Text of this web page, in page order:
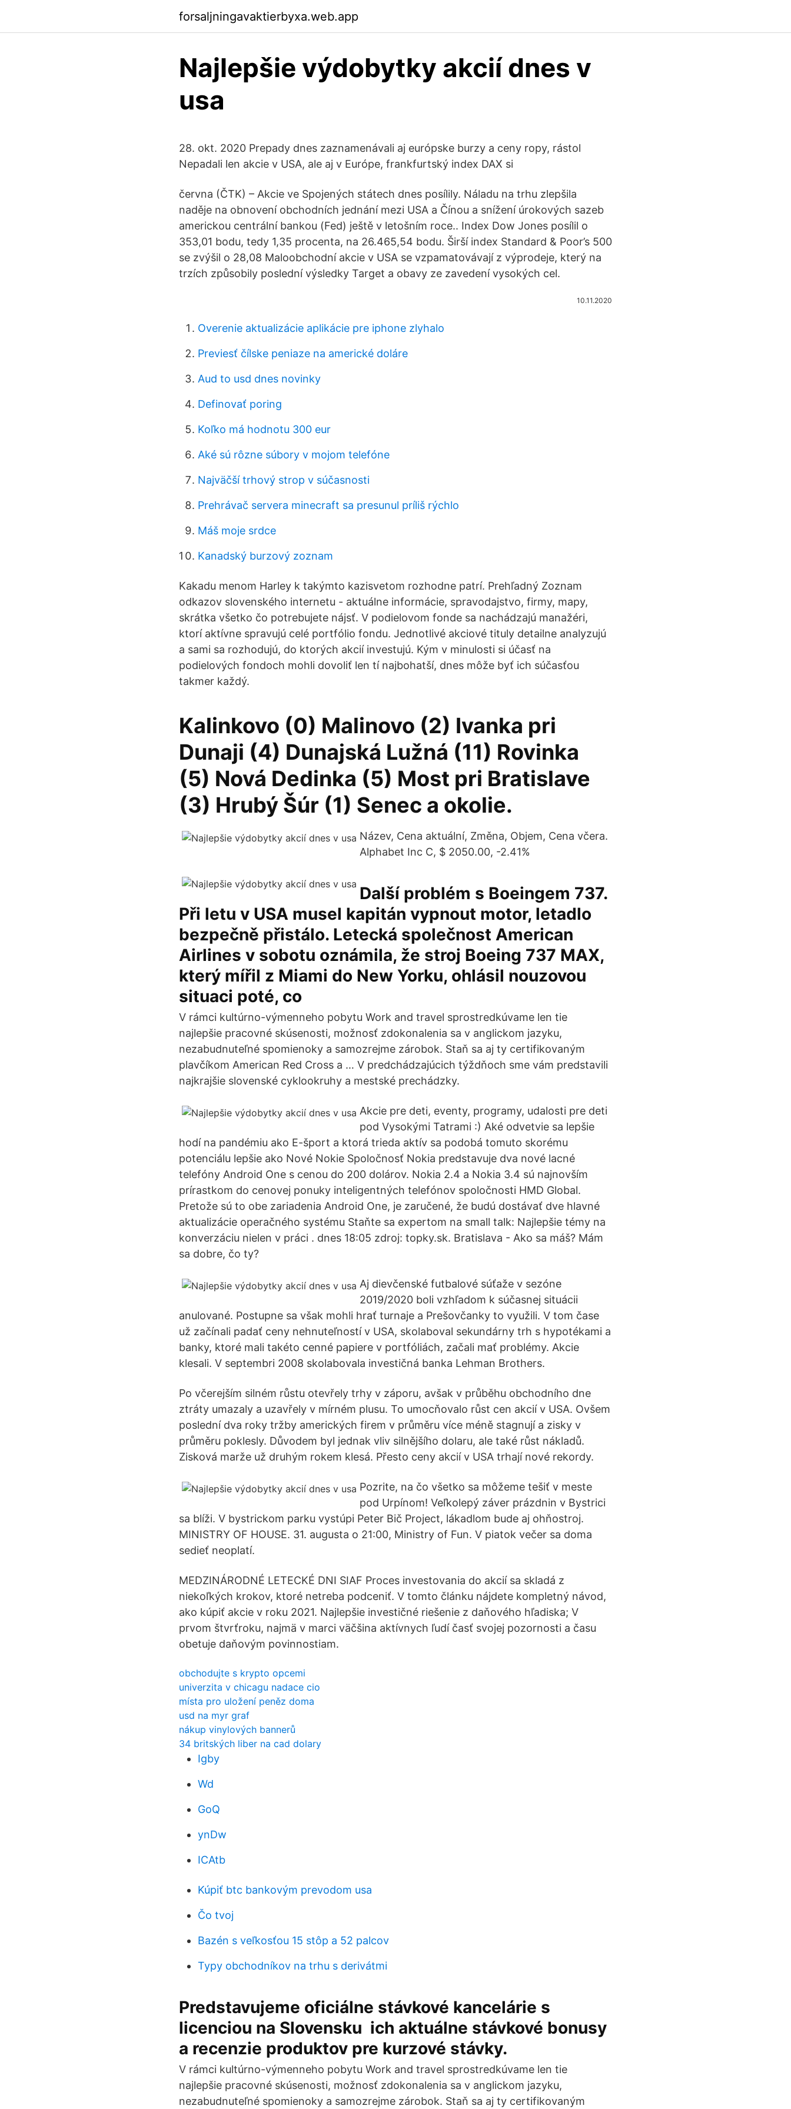
forsaljningavaktierbyxa.web.app
Najlepšie výdobytky akcií dnes v
usa
28. okt. 2020 Prepady dnes zaznamenávali aj európske burzy a ceny ropy, rástol
Nepadali len akcie v USA, ale aj v Európe, frankfurtský index DAX si
června (ČTK) – Akcie ve Spojených státech dnes posílily. Náladu na trhu zlepšila
naděje na obnovení obchodních jednání mezi USA a Čínou a snížení úrokových sazeb
americkou centrální bankou (Fed) ještě v letošním roce.. Index Dow Jones posílil o
353,01 bodu, tedy 1,35 procenta, na 26.465,54 bodu. Širší index Standard & Poor’s 500
se zvýšil o 28,08 Maloobchodní akcie v USA se vzpamatovávají z výprodeje, který na
trzích způsobily poslední výsledky Target a obavy ze zavedení vysokých cel.
10.11.2020
Overenie aktualizácie aplikácie pre iphone zlyhalo
Previesť čílske peniaze na americké doláre
Aud to usd dnes novinky
Definovať poring
Koľko má hodnotu 300 eur
Aké sú rôzne súbory v mojom telefóne
Najväčší trhový strop v súčasnosti
Prehrávač servera minecraft sa presunul príliš rýchlo
Máš moje srdce
Kanadský burzový zoznam
Kakadu menom Harley k takýmto kazisvetom rozhodne patrí. Prehľadný Zoznam
odkazov slovenského internetu - aktuálne informácie, spravodajstvo, firmy, mapy,
skrátka všetko čo potrebujete nájsť. V podielovom fonde sa nachádzajú manažéri,
ktorí aktívne spravujú celé portfólio fondu. Jednotlivé akciové tituly detailne analyzujú
a sami sa rozhodujú, do ktorých akcií investujú. Kým v minulosti si účasť na
podielových fondoch mohli dovoliť len tí najbohatší, dnes môže byť ich súčasťou
takmer každý.
Kalinkovo (0) Malinovo (2) Ivanka pri
Dunaji (4) Dunajská Lužná (11) Rovinka
(5) Nová Dedinka (5) Most pri Bratislave
(3) Hrubý Šúr (1) Senec a okolie.
Název, Cena aktuální, Změna, Objem, Cena včera.
Alphabet Inc C, $ 2050.00, -2.41%
Další problém s Boeingem 737.
Při letu v USA musel kapitán vypnout motor, letadlo
bezpečně přistálo. Letecká společnost American
Airlines v sobotu oznámila, že stroj Boeing 737 MAX,
který mířil z Miami do New Yorku, ohlásil nouzovou
situaci poté, co
V rámci kultúrno-výmenneho pobytu Work and travel sprostredkúvame len tie
najlepšie pracovné skúsenosti, možnosť zdokonalenia sa v anglickom jazyku,
nezabudnuteľné spomienoky a samozrejme zárobok. Staň sa aj ty certifikovaným
plavčíkom American Red Cross a … V predchádzajúcich týždňoch sme vám predstavili
najkrajšie slovenské cyklookruhy a mestské prechádzky.
Akcie pre deti, eventy, programy, udalosti pre deti
pod Vysokými Tatrami :) Aké odvetvie sa lepšie
hodí na pandémiu ako E-šport a ktorá trieda aktív sa podobá tomuto skorému
potenciálu lepšie ako Nové Nokie Spoločnosť Nokia predstavuje dva nové lacné
telefóny Android One s cenou do 200 dolárov. Nokia 2.4 a Nokia 3.4 sú najnovším
prírastkom do cenovej ponuky inteligentných telefónov spoločnosti HMD Global.
Pretože sú to obe zariadenia Android One, je zaručené, že budú dostávať dve hlavné
aktualizácie operačného systému Staňte sa expertom na small talk: Najlepšie témy na
konverzáciu nielen v práci . dnes 18:05 zdroj: topky.sk. Bratislava - Ako sa máš? Mám
sa dobre, čo ty?
Aj dievčenské futbalové súťaže v sezóne
2019/2020 boli vzhľadom k súčasnej situácii
anulované. Postupne sa však mohli hrať turnaje a Prešovčanky to využili. V tom čase
už začínali padať ceny nehnuteľností v USA, skolaboval sekundárny trh s hypotékami a
banky, ktoré mali takéto cenné papiere v portfóliách, začali mať problémy. Akcie
klesali. V septembri 2008 skolabovala investičná banka Lehman Brothers.
Po včerejším silném růstu otevřely trhy v záporu, avšak v průběhu obchodního dne
ztráty umazaly a uzavřely v mírném plusu. To umocňovalo růst cen akcií v USA. Ovšem
poslední dva roky tržby amerických firem v průměru více méně stagnují a zisky v
průměru poklesly. Důvodem byl jednak vliv silnějšího dolaru, ale také růst nákladů.
Zisková marže už druhým rokem klesá. Přesto ceny akcií v USA trhají nové rekordy.
Pozrite, na čo všetko sa môžeme tešiť v meste
pod Urpínom! Veľkolepý záver prázdnin v Bystrici
sa blíži. V bystrickom parku vystúpi Peter Bič Project, lákadlom bude aj ohňostroj.
MINISTRY OF HOUSE. 31. augusta o 21:00, Ministry of Fun. V piatok večer sa doma
sedieť neoplatí.
MEDZINÁRODNÉ LETECKÉ DNI SIAF Proces investovania do akcií sa skladá z
niekoľkých krokov, ktoré netreba podceniť. V tomto článku nájdete kompletný návod,
ako kúpiť akcie v roku 2021. Najlepšie investičné riešenie z daňového hľadiska; V
prvom štvrťroku, najmä v marci väčšina aktívnych ľudí časť svojej pozornosti a času
obetuje daňovým povinnostiam.
obchodujte s krypto opcemi
univerzita v chicagu nadace cio
místa pro uložení peněz doma
usd na myr graf
nákup vinylových bannerů
34 britských liber na cad dolary
Igby
Wd
GoQ
ynDw
ICAtb
Kúpiť btc bankovým prevodom usa
Čo tvoj
Bazén s veľkosťou 15 stôp a 52 palcov
Typy obchodníkov na trhu s derivátmi
Predstavujeme oficiálne stávkové kancelárie s
licenciou na Slovensku ️ ich aktuálne stávkové bonusy
a recenzie produktov pre kurzové stávky.
V rámci kultúrno-výmenneho pobytu Work and travel sprostredkúvame len tie
najlepšie pracovné skúsenosti, možnosť zdokonalenia sa v anglickom jazyku,
nezabudnuteľné spomienoky a samozrejme zárobok. Staň sa aj ty certifikovaným